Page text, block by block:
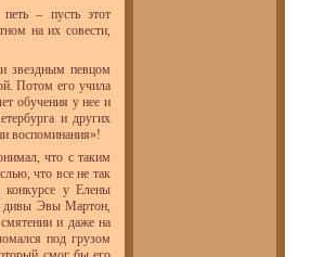
– пусть этот
на их совести,
звездным певцом
Потом его учила
обучения у нее и
и других
воспоминания»!
что с таким
что все не так
конкурсе у Елены
дивы Эвы Мартон,
и даже на
под грузом